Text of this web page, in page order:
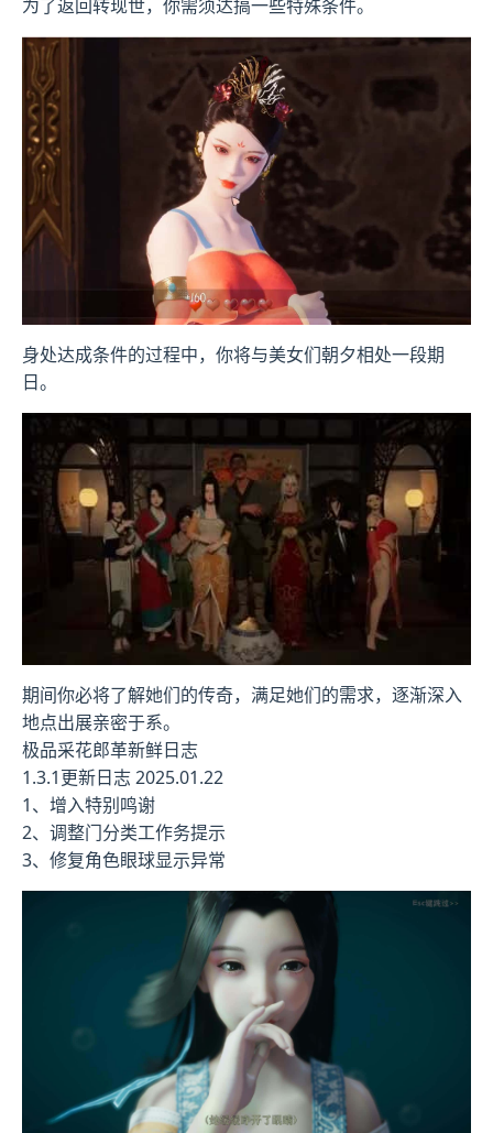
为了返回转现世，你需须达搞一些特殊条件。
身处达成条件的过程中， 你将与美女们朝夕相处一段期
日。
期间你必将了解她们的传奇，满足她们的需求，逐渐深入
地点出展亲密于系。
极品采花郎革新鲜日志
1.3.1更新日志 2025.01.22
1、增入特别鸣谢
2、调整门分类工作务提示
3、修复角色眼球显示异常